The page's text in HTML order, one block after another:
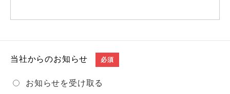
当社からのお知らせ 必須
お知らせを受け取る